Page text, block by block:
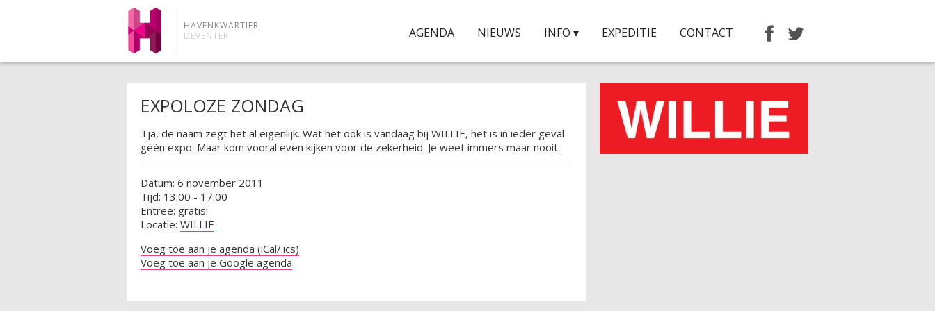
HAVENKWARTIER
DEVENTER
AGENDA NIEUWS INFO ▾ EXPEDITIE CONTACT
EXPOLOZE ZONDAG
Tja, de naam zegt het al eigenlijk. Wat het ook is vandaag bij WILLIE, het is in ieder geval
géén expo. Maar kom vooral even kijken voor de zekerheid. Je weet immers maar nooit.
Datum: 6 november 2011
Tijd: 13:00 - 17:00
Entree: gratis!
Locatie: WILLIE
Voeg toe aan je agenda (iCal/.ics)
Voeg toe aan je Google agenda